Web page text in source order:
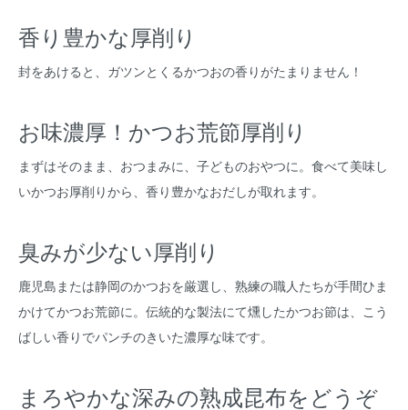
香り豊かな厚削り
封をあけると、ガツンとくるかつおの香りがたまりません！
お味濃厚！かつお荒節厚削り
まずはそのまま、おつまみに、子どものおやつに。食べて美味し
いかつお厚削りから、香り豊かなおだしが取れます。
臭みが少ない厚削り
鹿児島または静岡のかつおを厳選し、熟練の職人たちが手間ひま
かけてかつお荒節に。伝統的な製法にて燻したかつお節は、こう
ばしい香りでパンチのきいた濃厚な味です。
まろやかな深みの熟成昆布をどうぞ